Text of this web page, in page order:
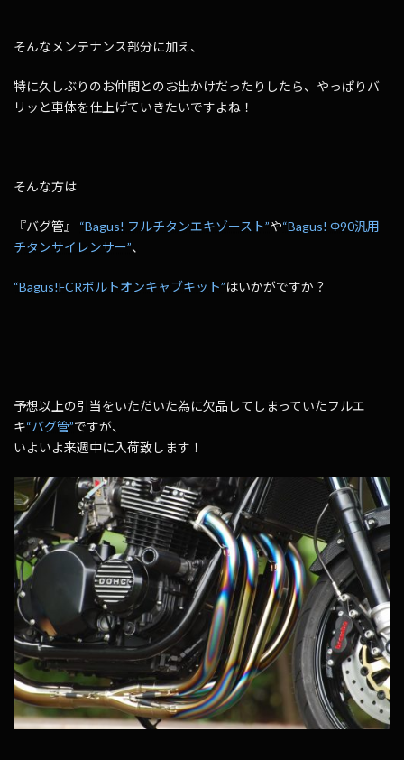
そんなメンテナンス部分に加え、
特に久しぶりのお仲間とのお出かけだったりしたら、やっぱりバ
リッと車体を仕上げていきたいですよね！
そんな方は
『バグ管』 “Bagus! フルチタンエキゾースト”や“Bagus! Φ90汎用
チタンサイレンサー”、
“Bagus!FCRボルトオンキャブキット”はいかがですか？
予想以上の引当をいただいた為に欠品してしまっていたフルエ
キ“バグ管”ですが、
いよいよ来週中に入荷致します！